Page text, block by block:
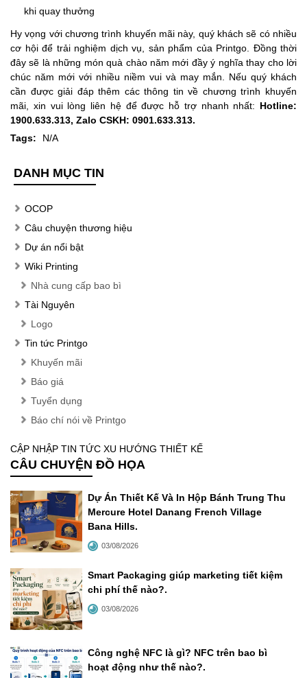
khi quay thưởng
Hy vọng với chương trình khuyến mãi này, quý khách sẽ có nhiều
cơ hội để trải nghiệm dịch vụ, sản phẩm của Printgo. Đồng thời
đây sẽ là những món quà chào năm mới đầy ý nghĩa thay cho lời
chúc năm mới với nhiều niềm vui và may mắn. Nếu quý khách
cần được giải đáp thêm các thông tin về chương trình khuyến
mãi, xin vui lòng liên hệ để được hỗ trợ nhanh nhất: Hotline:
1900.633.313, Zalo CSKH: 0901.633.313.
Tags:
N/A
DANH MỤC TIN
OCOP
Câu chuyện thương hiệu
Dự án nổi bật
Wiki Printing
Nhà cung cấp bao bì
Tài Nguyên
Logo
Tin tức Printgo
Khuyến mãi
Báo giá
Tuyển dụng
Báo chí nói về Printgo
CẬP NHẬP TIN TỨC XU HƯỚNG THIẾT KẾ
CÂU CHUYỆN ĐỒ HỌA
Dự Án Thiết Kế Và In Hộp Bánh Trung Thu
Mercure Hotel Danang French Village
Bana Hills.
03/08/2026
Smart Packaging giúp marketing tiết kiệm
chi phí thế nào?.
03/08/2026
Công nghệ NFC là gì? NFC trên bao bì
hoạt động như thế nào?.